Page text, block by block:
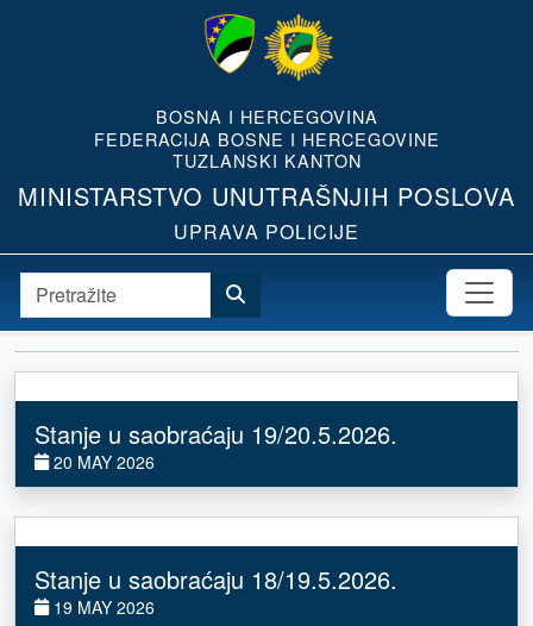
BOSNA I HERCEGOVINA
FEDERACIJA BOSNE I HERCEGOVINE
TUZLANSKI KANTON
MINISTARSTVO UNUTRAŠNJIH POSLOVA
UPRAVA POLICIJE
Stanje u saobraćaju 19/20.5.2026.
20 MAY 2026
Stanje u saobraćaju 18/19.5.2026.
19 MAY 2026